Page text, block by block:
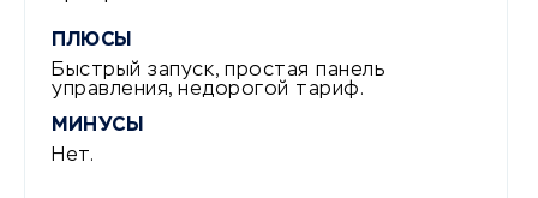
ПЛЮСЫ
Быстрый запуск, простая панель
управления, недорогой тариф.
МИНУСЫ
Нет.